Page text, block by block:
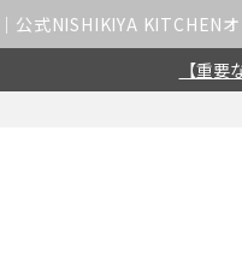
公式NISHIKIYA KITCHEN
【重